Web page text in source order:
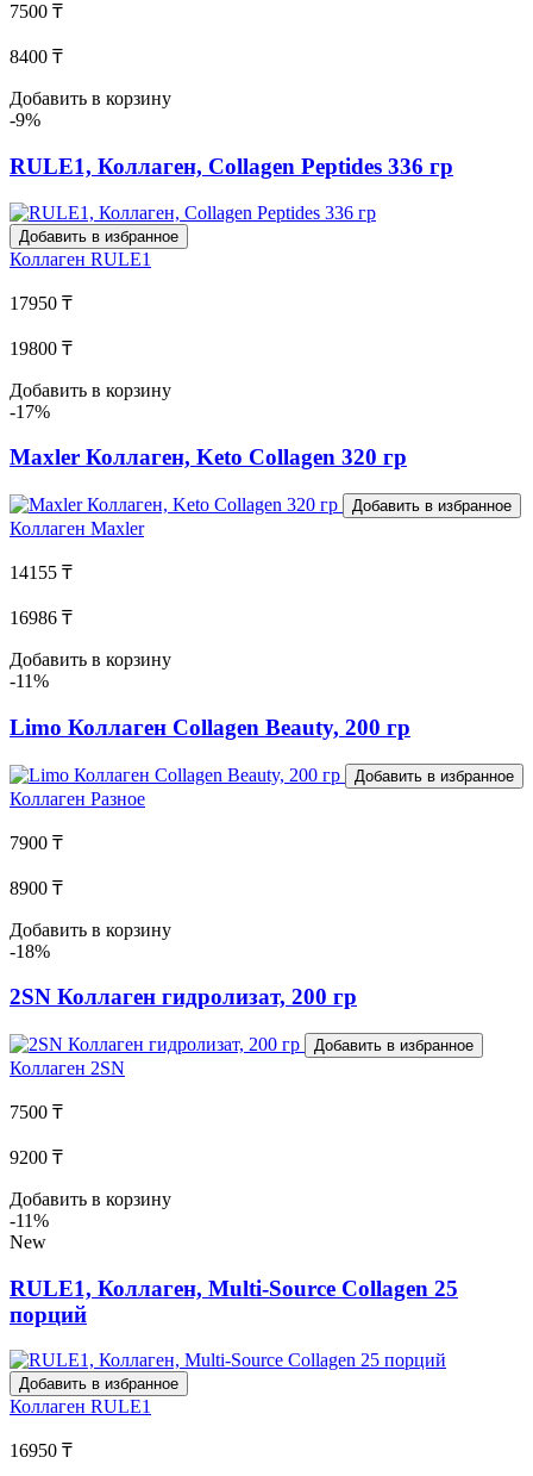
7500 ₸
8400 ₸
Добавить в корзину
-9%
RULE1, Коллаген, Collagen Peptides 336 гр
Добавить в избранное
Коллаген RULE1
17950 ₸
19800 ₸
Добавить в корзину
-17%
Maxler Коллаген, Keto Сollagen 320 гр
Добавить в избранное
Коллаген Maxler
14155 ₸
16986 ₸
Добавить в корзину
-11%
Limo Коллаген Collagen Beauty, 200 гр
Добавить в избранное
Коллаген Разное
7900 ₸
8900 ₸
Добавить в корзину
-18%
2SN Коллаген гидролизат, 200 гр
Добавить в избранное
Коллаген 2SN
7500 ₸
9200 ₸
Добавить в корзину
-11%
New
RULE1, Коллаген, Multi-Source Collagen 25
порций
Добавить в избранное
Коллаген RULE1
16950 ₸